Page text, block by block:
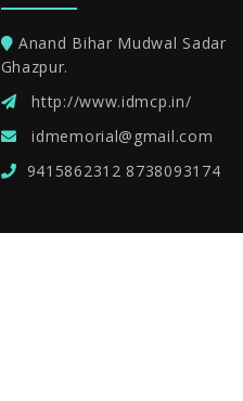
Anand Bihar Mudwal Sadar
Ghazpur.
http://www.idmcp.in/
idmemorial@gmail.com
9415862312 8738093174